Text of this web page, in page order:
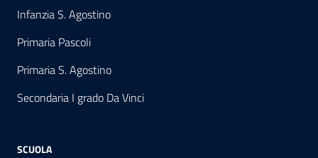
Infanzia S. Agostino
Primaria Pascoli
Primaria S. Agostino
Secondaria I grado Da Vinci
SCUOLA